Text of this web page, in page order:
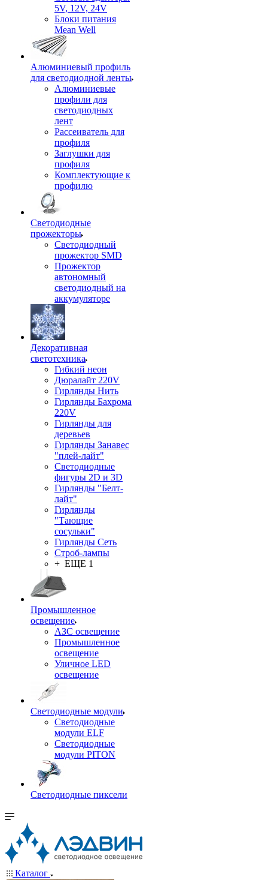
5V, 12V, 24V
Блоки питания
Mean Well
Алюминиевый профиль
для светодиодной ленты
Алюминиевые
профили для
светодиодных
лент
Рассеиватель для
профиля
Заглушки для
профиля
Комплектующие к
профилю
Светодиодные
прожекторы
Светодиодный
прожектор SMD
Прожектор
автономный
светодиодный на
аккумуляторе
Декоративная
светотехника
Гибкий неон
Дюралайт 220V
Гирлянды Нить
Гирлянды Бахрома
220V
Гирлянды для
деревьев
Гирлянды Занавес
"плей-лайт"
Светодиодные
фигуры 2D и 3D
Гирлянды "Белт-
лайт"
Гирлянды
"Тающие
сосульки"
Гирлянды Сеть
Строб-лампы
+ ЕЩЕ 1
Промышленное
освещение
АЗС освещение
Промышленное
освещение
Уличное LED
освещение
Светодиодные модули
Светодиодные
модули ELF
Светодиодные
модули PITON
Светодиодные пиксели
Каталог